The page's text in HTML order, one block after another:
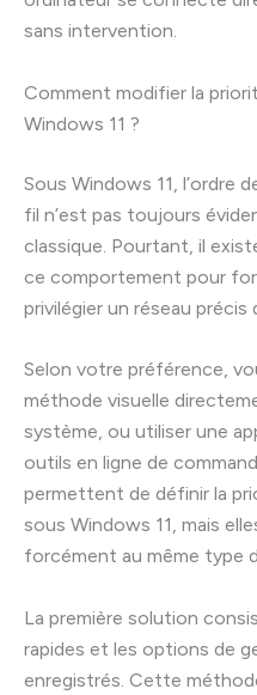
sans intervention.
Comment modifier la
Windows 11 ?
Sous Windows 11, l’ordre
fil n’est pas toujours
classique. Pourtant, il
ce comportement pour
privilégier un réseau précis
Selon votre préférence,
méthode visuelle
système, ou utiliser une
outils en ligne de
permettent de définir la
sous Windows 11, mais
forcément au même type
La première solution
rapides et les options de
enregistrés. Cette